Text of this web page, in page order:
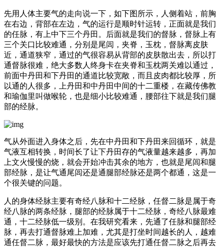
先用人体主要气的走向说一下，如下图所示，人侧着站，前胸
在右边，背部在左边，气的运行是顺时针运转，正面就是我们
的任脉，有上中下三个丹田。后面就是我们的督脉，督脉上有
三个关口比较难通，分别是尾闾，夹脊，玉枕，督脉离皮肤
近，通道狭窄，通过的气很容易从背部的皮肤散出去，所以打
通督脉很难，绝大多数人终身卡在夹脊和玉枕两关难以通过，
前面中丹田和下丹田的通道比较宽敞，而且皮肉都比较厚，所
以通的人很多，上丹田和中丹田中间的十二重楼，在藏传佛教
和瑜伽里叫做喉轮，也是细小比较难通，腰部往下就是我们腿
部的经脉。
气从外面进入身体之后，先在中丹田和下丹田来回循环，就是
气液互相转换，时间长了让下丹田存的气液量越来越多，再加
上文火慢慢的烧，就会开始冲击其余的地方，也就是尾闾和腿
部经脉，是让气通尾闾还是通腿部经脉还是两个都通，这是一
个很关键的问题。
人的身体经脉主要有奇经八脉和十二经脉，任督二脉是属于奇
经八脉的两条经脉，腿部的经脉属于十二经脉，奇经八脉最难
通，十二经脉低一级别。在我研究看来，先通了任脉和腿部经
脉，再去打通督脉难上加难，尤其是打坐时间越长的人，越难
通任督二脉，最好最快的方法是应该先打通任督二脉之后再去